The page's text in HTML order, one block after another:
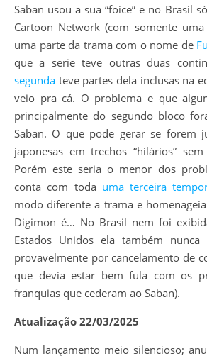
Saban usou a sua “foice” e no Brasil
Cartoon Network (com somente uma
uma parte da trama com o nome de
que a serie teve outras duas
segunda teve partes dela inclusas na
veio pra cá. O problema e que
principalmente do segundo bloco
Saban. O que pode gerar se forem
japonesas em trechos “hilários”
Porém este seria o menor dos
conta com toda uma terceira
modo diferente a trama e
Digimon é… No Brasil nem foi
Estados Unidos ela também
provavelmente por cancelamento de
que devia estar bem fula com os
franquias que cederam ao Saban).
Atualização 22/03/2025
Num lançamento meio silencioso;